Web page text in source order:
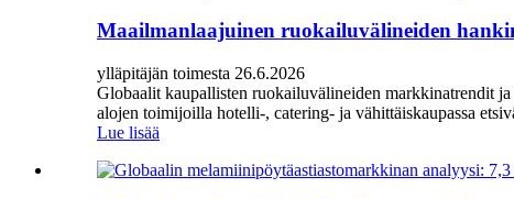
Maailmanlaajuinen ruokailuvälineiden
ylläpitäjän toimesta 26.6.2026
Globaalit kaupallisten ruokailuvälineiden markkinatrendit
alojen toimijoilla hotelli-, catering- ja vähittäiskaupassa
Lue lisää